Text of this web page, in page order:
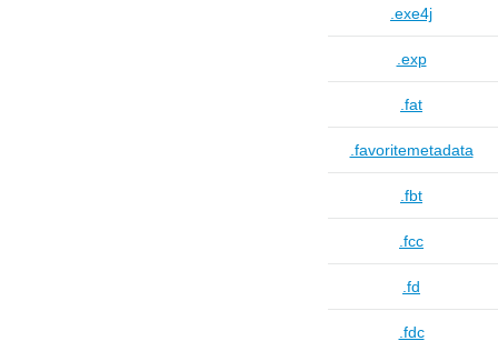
.exe4j
.exp
.fat
.favoritemetadata
.fbt
.fcc
.fd
.fdc